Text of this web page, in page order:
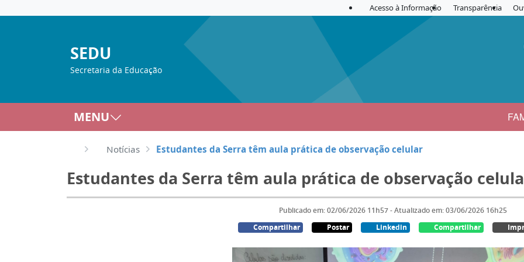
Acesso à Informação Transparência
SEDU
Secretaria da Educação
MENU
Notícias Estudantes da Serra têm aula prática de observação celular
Estudantes da Serra têm aula prática de observação
Publicado em: 02/06/2026 11h57 - Atualizado em: 03/06/2026 16h25
Compartilhar
Postar Linkedin Compartilhar